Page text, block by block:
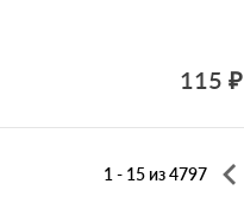
115 ₽
1 - 15 из 4797